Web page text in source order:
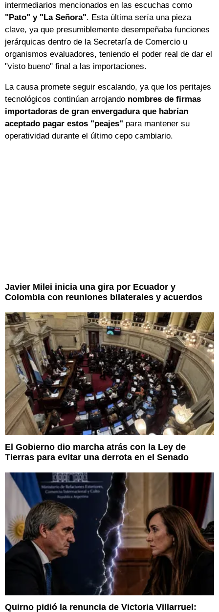
intermediarios mencionados en las escuchas como
"Pato" y "La Señora". Esta última sería una pieza
clave, ya que presumiblemente desempeñaba funciones
jerárquicas dentro de la Secretaría de Comercio u
organismos evaluadores, teniendo el poder real de dar el
"visto bueno" final a las importaciones.
La causa promete seguir escalando, ya que los peritajes
tecnológicos continúan arrojando nombres de firmas
importadoras de gran envergadura que habrían
aceptado pagar estos "peajes" para mantener su
operatividad durante el último cepo cambiario.
Javier Milei inicia una gira por Ecuador y
Colombia con reuniones bilaterales y acuerdos
El Gobierno dio marcha atrás con la Ley de
Tierras para evitar una derrota en el Senado
Quirno pidió la renuncia de Victoria Villarruel: